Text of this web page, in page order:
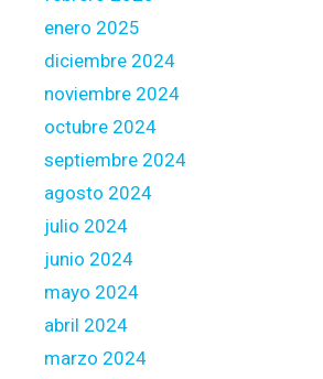
h
e
m
a
a
d
d
r
s
enero 2025
diciembre 2024
noviembre 2024
octubre 2024
septiembre 2024
agosto 2024
julio 2024
junio 2024
mayo 2024
abril 2024
marzo 2024